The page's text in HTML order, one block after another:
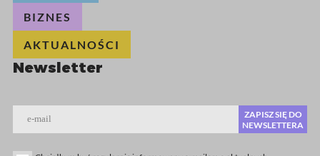
BIZNES
AKTUALNOŚCI
Newsletter
e-mail
ZAPISZ SIĘ DO
NEWSLETTERA